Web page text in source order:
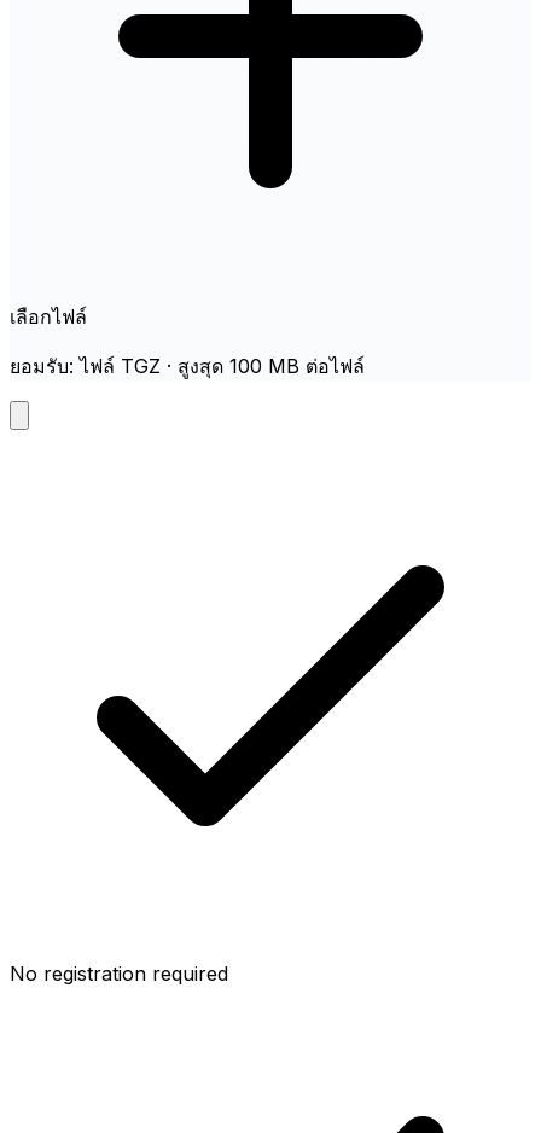
เลือกไฟล์
ยอมรับ: ไฟล์ TGZ · สูงสุด 100 MB ต่อไฟล์
No registration required